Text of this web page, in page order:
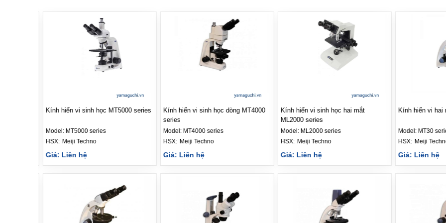
Kính hiển vi huỳnh quang iScope
Model: IS.3153‑PLFi/6
Euromex
Giá: Liên hệ
Kính hiển vi huỳnh quang iScope
IS.3153‑PLi/6
Model: IS.3153‑PLi/6
HSX: Euromex
Giá: Liên hệ
Kính hiển vi huỳnh quang iScope
S.3153‑EPLi/6
Model: S.3153‑EPLi/6
HSX: Euromex
Giá: Liên hệ
Kính hiển vi
Model: MT6000
HSX: Meiji
Giá: Liên hệ